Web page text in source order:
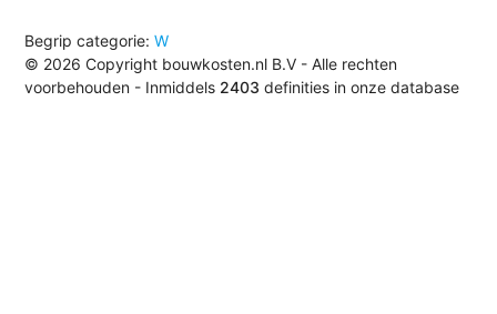
Begrip categorie:W
© 2026 Copyright bouwkosten.nl B.V - Alle rechten
voorbehouden - Inmiddels 2403 definities in onze database